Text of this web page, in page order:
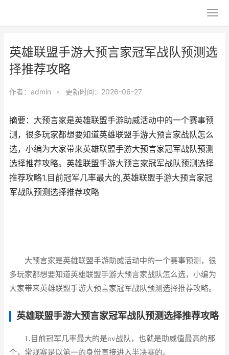
英雄联盟手游大预言家冠军战队预测选
择推荐攻略
作者： admin • 更新时间：2026-06-27
摘要：大预言家是英雄联盟手游助威活动中的一个赛事预
测，很多玩家都想要知道英雄联盟手游大预言家战队怎么
选，小编为大家带来英雄联盟手游大预言家冠军战队预测
选择推荐攻略。英雄联盟手游大预言家冠军战队预测选择
推荐攻略1.目前冠军几率最大的,英雄联盟手游大预言家冠
军战队预测选择推荐攻略
大预言家是英雄联盟手游助威活动中的一个赛事预测，很
多玩家都想要知道英雄联盟手游大预言家战队怎么选，小编为
大家带来英雄联盟手游大预言家冠军战队预测选择推荐攻略。
英雄联盟手游大预言家冠军战队预测选择推荐攻略
1.目前冠军几率最大的是nv战队，也就是助威值最高的那
个，常规赛是以第一的身份直接进入半决赛的。